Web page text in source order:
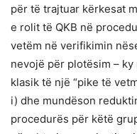
për të trajtuar kërkesat
e rolit të QKB në
vetëm në verifikimin
nevojë për plotësim –
klasik të një “pike të
i) dhe mundëson
procedurës për këtë